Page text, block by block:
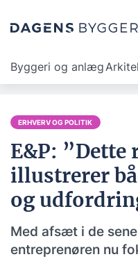
Byggeri og anlæg
ERHVERV OG POLITIK
E&P: ”Dette
illustrerer
og
Med afsæt i de
entreprenøren nu